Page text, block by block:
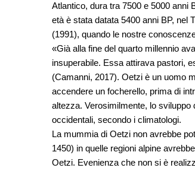
Atlantico, dura tra 7500 e 5000 anni
età è stata datata 5400 anni BP, nel
(1991), quando le nostre
«Già alla fine del quarto millennio
insuperabile. Essa attirava pastori,
(Camanni, 2017). Oetzi è un uomo
accendere un focherello, prima di
altezza. Verosimilmente, lo sviluppo
occidentali, secondo i climatologi.
La mummia di Oetzi non avrebbe
1450) in quelle regioni alpine
Oetzi. Evenienza che non si è